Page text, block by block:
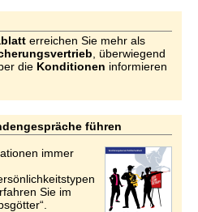
erreichen Sie mehr als
, überwiegend
die Konditionen informieren
führen
immer
Sie im